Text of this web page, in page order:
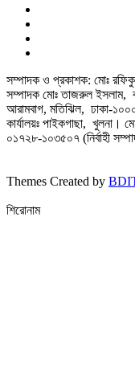
সম্পাদক ও প্রকাশক: মোঃ
সম্পাদক মোঃ তাজরুল‌‌ ইসলাম,
আরামবাগ, মতিঝিল, ঢাকা-
কার্যালয়ঃ পাইকগাছা,
০১৭২৮-১০৩৫০৭ (নির্বাহী
Themes Created by
শিরোনাম